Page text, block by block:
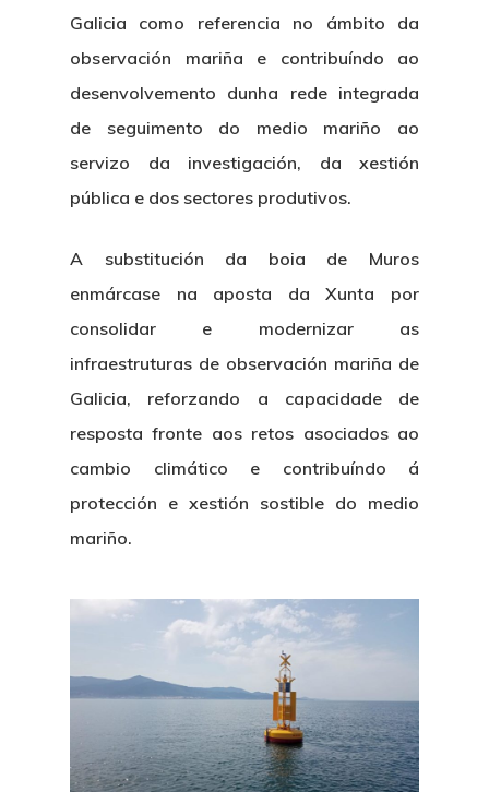
Galicia como referencia no ámbito da
observación mariña e contribuíndo ao
desenvolvemento dunha rede integrada
de seguimento do medio mariño ao
servizo da investigación, da xestión
pública e dos sectores produtivos.
A substitución da boia de Muros
enmárcase na aposta da Xunta por
consolidar e modernizar as
infraestruturas de observación mariña de
Galicia, reforzando a capacidade de
resposta fronte aos retos asociados ao
cambio climático e contribuíndo á
protección e xestión sostible do medio
mariño.